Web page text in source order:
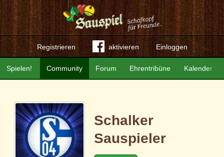
Registrieren aktivieren Einloggen
Community Forum Ehrentribüne Kalender
Spielen!
Schalker
Sauspieler